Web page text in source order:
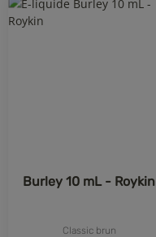
Burley 10 mL - Roykin
Classic brun